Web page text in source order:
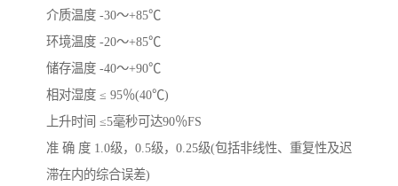
介质温度 -30～+85℃
环境温度 -20～+85℃
储存温度 -40～+90℃
相对湿度 ≤ 95％(40℃)
上升时间 ≤5毫秒可达90％FS
准 确 度 1.0级，0.5级，0.25级(包括非线性、重复性及迟
滞在内的综合误差)